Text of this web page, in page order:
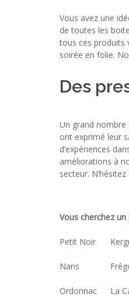
Vous avez une
de toutes les
tous ces produits
soirée en folie.
Des
Un grand nombre
ont exprimé leur
d’expériences
améliorations à
secteur.
Vous cherchez
Petit Noir
Nans
Ordonnac La